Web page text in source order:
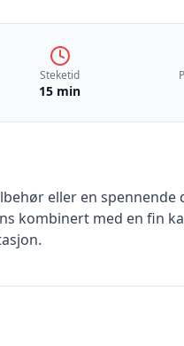
Steketid
15 min
eller en
kombinert med en fin